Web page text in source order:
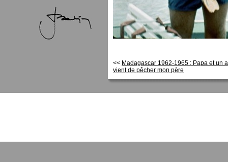
<< Madagascar 1962-1965 : Papa et un
vient de pêcher mon père